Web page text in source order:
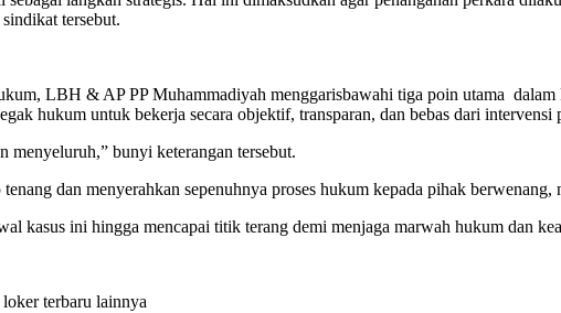
tersebut.
LBH & AP PP Muhammadiyah menggarisbawahi tiga poin utama
hukum untuk bekerja secara objektif, transparan, dan bebas dari intervensi
menyeluruh,” bunyi keterangan tersebut.
dan menyerahkan sepenuhnya proses hukum kepada pihak
kasus ini hingga mencapai titik terang demi menjaga marwah hukum dan
terbaru lainnya